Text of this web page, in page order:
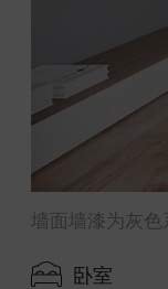
墙面墙漆为灰
卧室